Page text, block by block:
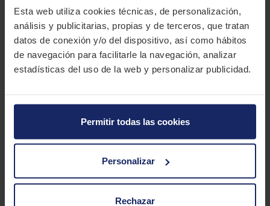
Esta web utiliza cookies técnicas, de personalización,
análisis y publicitarias, propias y de terceros, que tratan
datos de conexión y/o del dispositivo, así como hábitos
de navegación para facilitarle la navegación, analizar
estadísticas del uso de la web y personalizar publicidad.
Permitir todas las cookies
Personalizar
Rechazar
gracias a su banda de rodadura innovadora, que no solo te
ofrece un control supremo en cualquier superficie, sino que
también prolonga la vida útil de tus viajes. Siente el poder de
la innovación en cada trayecto y lleva tu Scooter al siguiente
nivel con la goma Michelin S1.
MICHELIN
Urbano